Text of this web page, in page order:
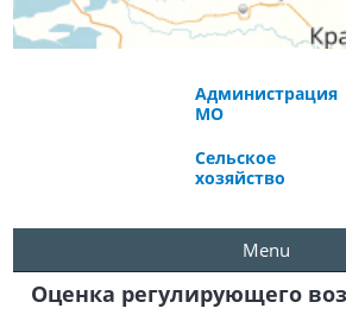
Администрация
МО
Сельское
хозяйство
Menu
Оценка регулирующего